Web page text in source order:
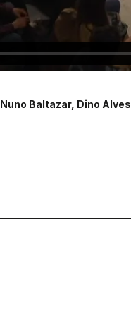
Nuno Baltazar, Dino Alves